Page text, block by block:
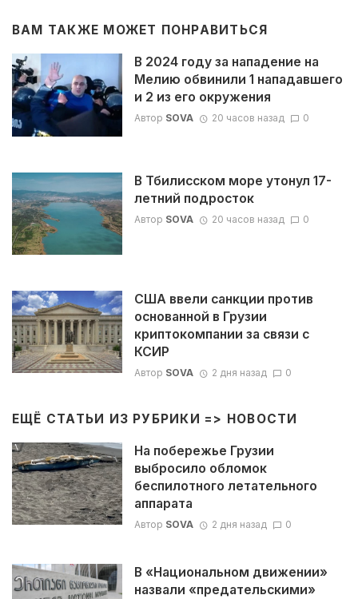
ВАМ ТАКЖЕ МОЖЕТ ПОНРАВИТЬСЯ
В 2024 году за нападение на
Мелию обвинили 1 нападавшего
и 2 из его окружения
Автор SOVA 20 часов назад 0
В Тбилисском море утонул 17-
летний подросток
Автор SOVA 20 часов назад 0
США ввели санкции против
основанной в Грузии
криптокомпании за связи с
КСИР
Автор SOVA 2 дня назад 0
ЕЩЁ СТАТЬИ ИЗ РУБРИКИ => НОВОСТИ
На побережье Грузии
выбросило обломок
беспилотного летательного
аппарата
Автор SOVA 2 дня назад 0
В «Национальном движении»
назвали «предательскими»